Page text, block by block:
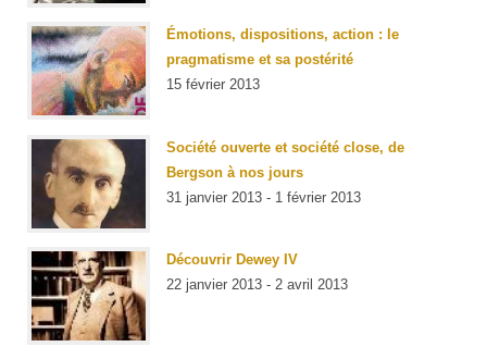
Émotions, dispositions, action : le
pragmatisme et sa postérité
15 février 2013
Société ouverte et société close, de
Bergson à nos jours
31 janvier 2013 - 1 février 2013
Découvrir Dewey IV
22 janvier 2013 - 2 avril 2013